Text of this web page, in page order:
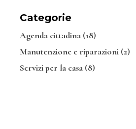
Categorie
Agenda cittadina (18)
Manutenzione e riparazioni (2)
Servizi per la casa (8)